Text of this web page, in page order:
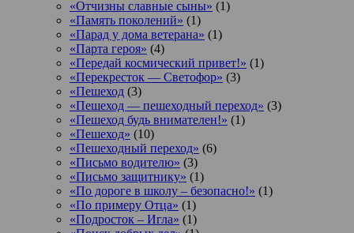
«Отчизны славные сыны» (1)
«Память поколений» (1)
«Парад у дома ветерана» (1)
«Парта героя» (4)
«Передай космический привет!» (1)
«Перекресток — Светофор» (3)
«Пешеход (3)
«Пешеход — пешеходный переход» (3)
«Пешеход будь внимателен!» (1)
«Пешеход» (10)
«Пешеходный переход» (6)
«Письмо водителю» (3)
«Письмо защитнику» (1)
«По дороге в школу – безопасно!» (1)
«По примеру Отца» (1)
«Подросток ‒ Игла» (1)